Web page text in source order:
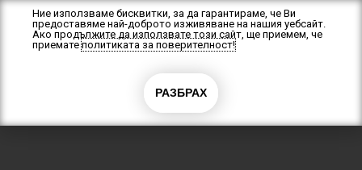
content
Ние използваме бисквитки, за да гарантираме, че Ви
предоставяме най-доброто изживяване на нашия уебсайт.
Ако продължите да използвате този сайт, ще приемем, че
приематеполитиката за поверителност!
РАЗБРАХ